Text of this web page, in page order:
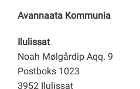
Avannaata Kommunia
Ilulissat
Noah Mølgårdip Aqq. 9
Postboks 1023
3952 Ilulissat